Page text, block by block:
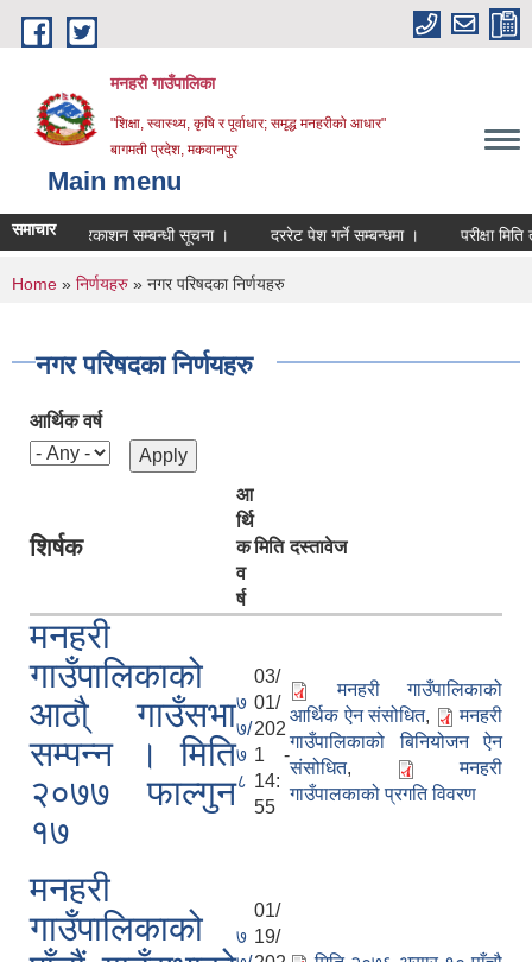
Skip to main content
मनहरी गाउँपालिका
"शिक्षा, स्वास्थ्य, कृषि र पूर्वाधार; समृद्ध मनहरीको आधार"
बागमती प्रदेश, मकवानपुर
Main menu
समाचारप्रकाशन सम्बन्धी सूचना । दररेट पेश गर्ने सम्बन्धमा । परीक्षा मिति
You are here
Home » निर्णयहरु » नगर परिषदका निर्णयहरु
नगर परिषदका निर्णयहरु
आर्थिक वर्ष
शिर्षक
आ
र्थि
क
व
र्ष
मिति दस्तावेज
मनहरी
गाउँपालिकाको
आठौ् गाउँसभा
सम्पन्न । मिति
२०७७ फाल्गुन
१७
७
७/
७
८
03/
01/
202
1 -
14:
55
मनहरी गाउँपालिकाको
आर्थिक ऐन संसोधित,
मनहरी
गाउँपालिकाको बिनियोजन ऐन
संसोधित,
मनहरी
गाउँपालकाको प्रगति विवरण
मनहरी
गाउँपालिकाको
७
01/
19/